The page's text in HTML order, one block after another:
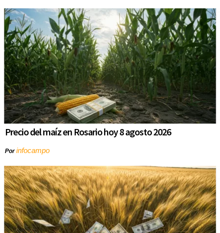
Precio del maíz en Rosario hoy 8 agosto 2026
Porinfocampo